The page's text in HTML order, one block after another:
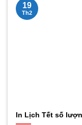
In Lịch Tết số
19
Th2